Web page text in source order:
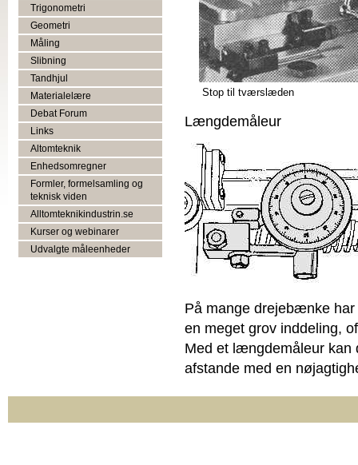
Trigonometri
Geometri
Måling
Slibning
Tandhjul
Materialelære
Debat Forum
Links
Altomteknik
Enhedsomregner
Formler, formelsamling og
teknisk viden
Alltomteknikindustrin.se
Kurser og webinarer
Udvalgte måleenheder
Stop til tværslæden
Længdemåleur
På mange drejebænke
en meget grov inddeling,
Med et længdemåleur kan
afstande med en